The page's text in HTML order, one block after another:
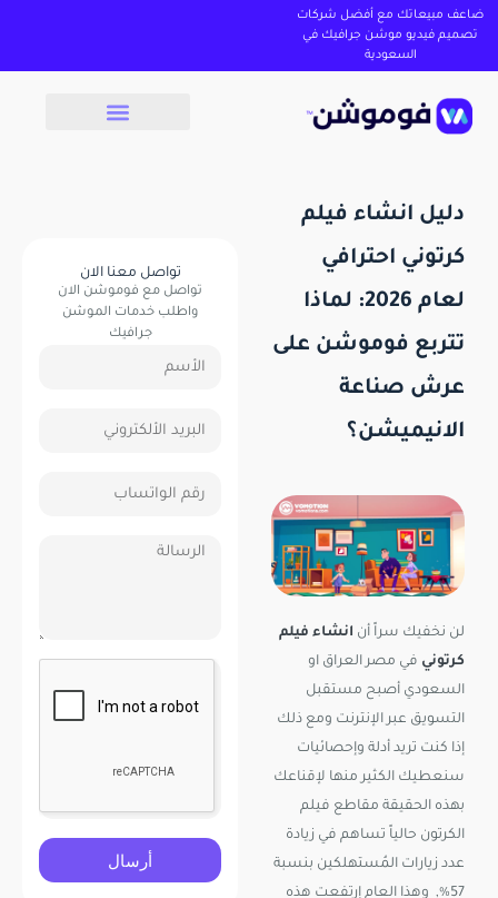
ضاعف مبيعاتك مع أفضل شركات
تصميم فيديو موشن جرافيك في
السعودية
دليل انشاء فيلم
كرتوني احترافي
لعام 2026: لماذا
تتربع فوموشن على
عرش صناعة
الانيميشن؟
لن نخفيك سراً أن انشاء فيلم
كرتوني في مصر العراق او
السعودي أصبح مستقبل
التسويق عبر الإنترنت ومع ذلك
إذا كنت تريد أدلة وإحصائيات
سنعطيك الكثير منها لإقناعك
بهذه الحقيقة مقاطع فيلم
الكرتون حالياً تساهم في زيادة
عدد زيارات المُستهلكين بنسبة
57%, وهذا العام إرتفعت هذه
تواصل معنا الان
تواصل مع فوموشن الان
واطلب خدمات الموشن
جرافيك
أرسال